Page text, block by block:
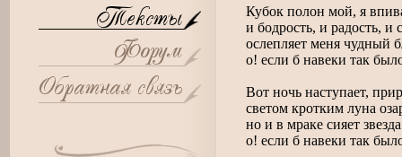
Кубок полон мой, я
и бодрость, и радость, и
ослепляет меня чудный
о! если б навеки так
Вот ночь наступает,
светом кротким луна
но и в мраке сияет
о! если б навеки так